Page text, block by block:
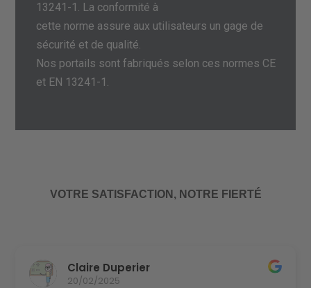
13241-1. La conformité à
cette norme assure aux utilisateurs un gage de
sécurité et de qualité.
Nos portails sont fabriqués selon ces normes CE
et EN 13241-1.
VOTRE SATISFACTION, NOTRE FIERTÉ
Jérôme Chedru
12/01/2025